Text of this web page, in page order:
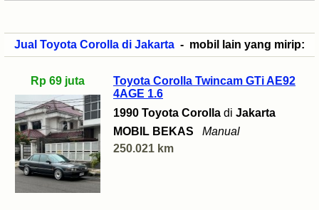
Jual Toyota Corolla di Jakarta - mobil lain yang mirip:
Rp 69 juta
Toyota Corolla Twincam GTi AE92
4AGE 1.6
1990 Toyota Corolla di Jakarta
MOBIL BEKAS
Manual
250.021 km